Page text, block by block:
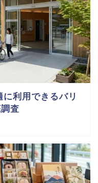
に利用できるバリ
査